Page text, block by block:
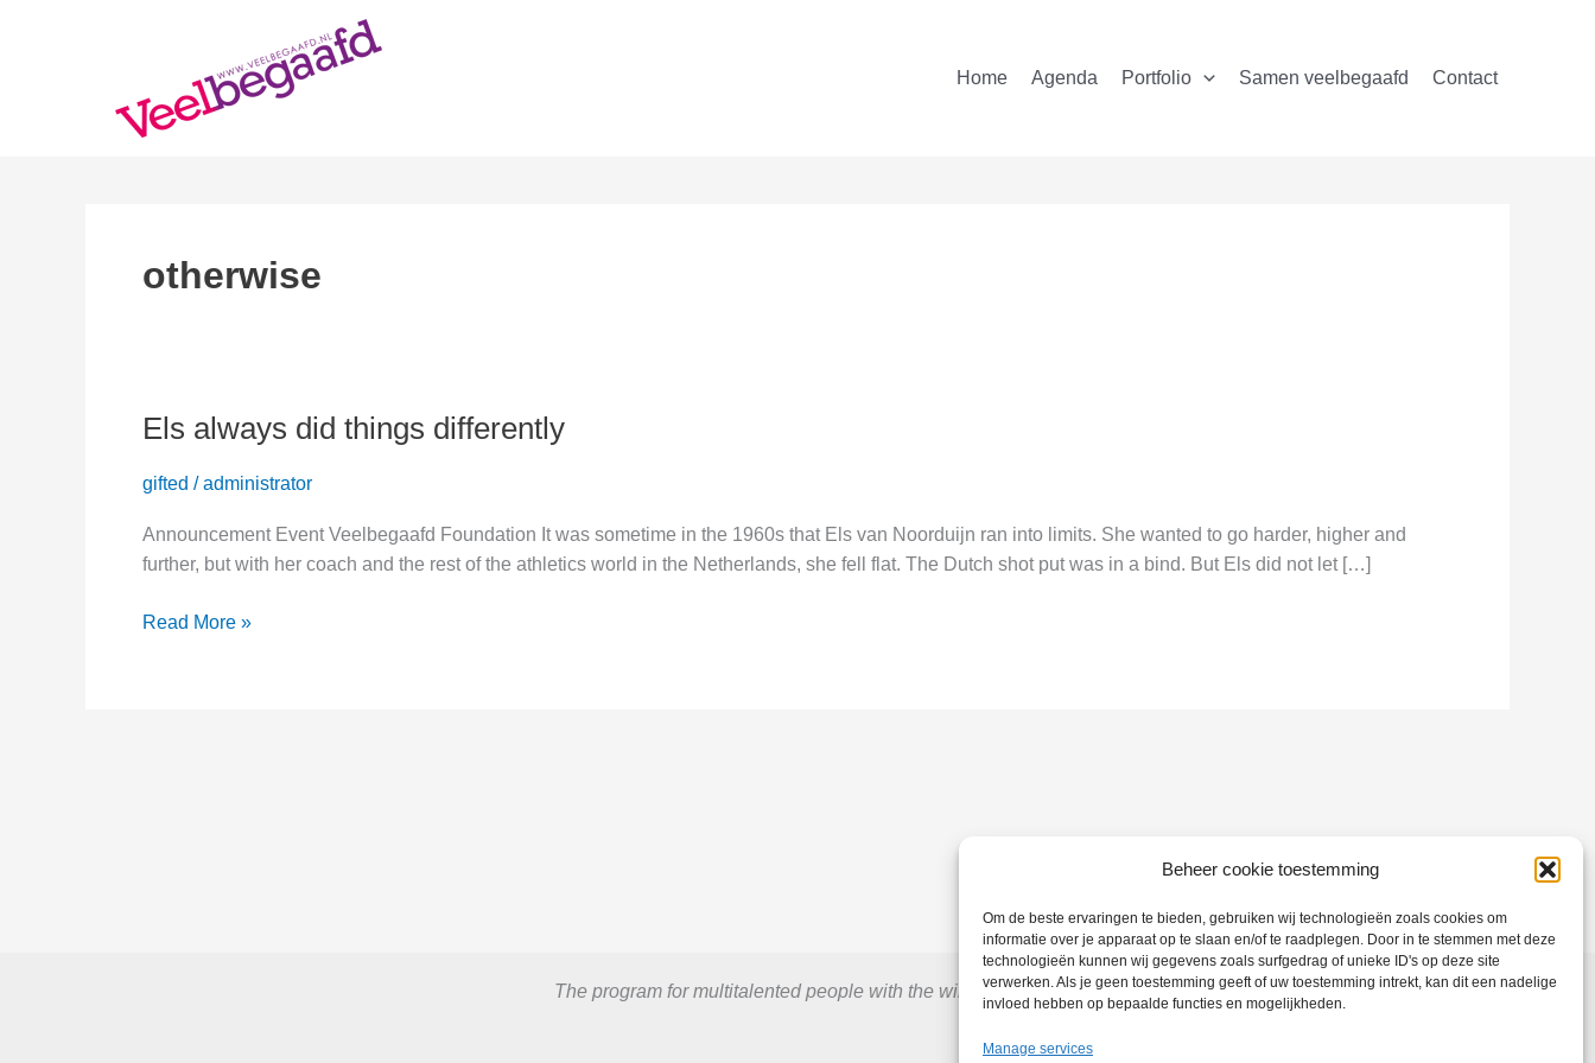
Beheer cookie toestemming
Om de beste ervaringen te bieden, gebruiken wij technologieën zoals cookies om
informatie over je apparaat op te slaan en/of te raadplegen. Door in te stemmen met deze
technologieën kunnen wij gegevens zoals surfgedrag of unieke ID's op deze site
verwerken. Als je geen toestemming geeft of uw toestemming intrekt, kan dit een nadelige
invloed hebben op bepaalde functies en mogelijkheden.
Manage services
Home Agenda Portfolio Samen veelbegaafd Contact
otherwise
Els always did things differently
gifted /administrator
Announcement Event Veelbegaafd Foundation It was sometime in the 1960s that Els van Noorduijn ran into limits. She wanted to go harder, higher and
further, but with her coach and the rest of the athletics world in the Netherlands, she fell flat. The Dutch shot put was in a bind. But Els did not let […]
Els
Read More »
The program for multitalented people with the will to excel.